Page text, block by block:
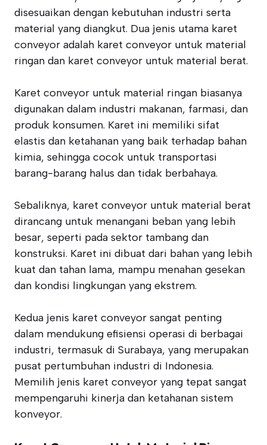
disesuaikan dengan kebutuhan industri serta
material yang diangkut. Dua jenis utama karet
conveyor adalah karet conveyor untuk material
ringan dan karet conveyor untuk material berat.
Karet conveyor untuk material ringan biasanya
digunakan dalam industri makanan, farmasi, dan
produk konsumen. Karet ini memiliki sifat
elastis dan ketahanan yang baik terhadap bahan
kimia, sehingga cocok untuk transportasi
barang-barang halus dan tidak berbahaya.
Sebaliknya, karet conveyor untuk material berat
dirancang untuk menangani beban yang lebih
besar, seperti pada sektor tambang dan
konstruksi. Karet ini dibuat dari bahan yang lebih
kuat dan tahan lama, mampu menahan gesekan
dan kondisi lingkungan yang ekstrem.
Kedua jenis karet conveyor sangat penting
dalam mendukung efisiensi operasi di berbagai
industri, termasuk di Surabaya, yang merupakan
pusat pertumbuhan industri di Indonesia.
Memilih jenis karet conveyor yang tepat sangat
mempengaruhi kinerja dan ketahanan sistem
konveyor.